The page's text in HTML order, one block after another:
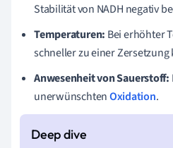
Stabilität von NADH negativ
Temperaturen: Bei erhöhter
schneller zu einer Zersetzung
Anwesenheit von Sauerstoff:
unerwünschtenOxidation.